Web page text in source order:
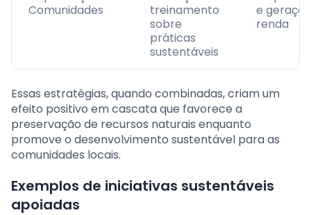
Comunidades
treinamento
sobre
práticas
sustentáveis
e
renda
Essas estratégias, quando combinadas, criam um
efeito positivo em cascata que favorece a
preservação de recursos naturais enquanto
promove o desenvolvimento sustentável para as
comunidades locais.
Exemplos de iniciativas sustentáveis
apoiadas